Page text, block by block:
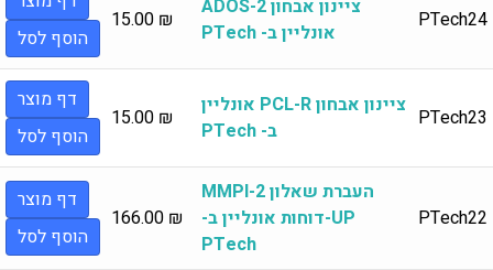
PTech24
ציינון אבחון ADOS-2
אונליין ב- PTech
15.00 ₪
הוסף לסל
PTech23
ציינון אבחון PCL-R אונליין
ב- PTech
15.00 ₪
דף מוצר
הוסף לסל
PTech22
העברת שאלון MMPI-2
UP-דוחות אונליין ב-
PTech
166.00 ₪
דף מוצר
הוסף לסל